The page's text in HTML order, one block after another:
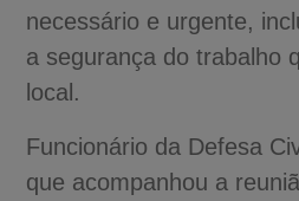
necessário e urgente,
a segurança do trabalho
local.
Funcionário da Defesa
que acompanhou a